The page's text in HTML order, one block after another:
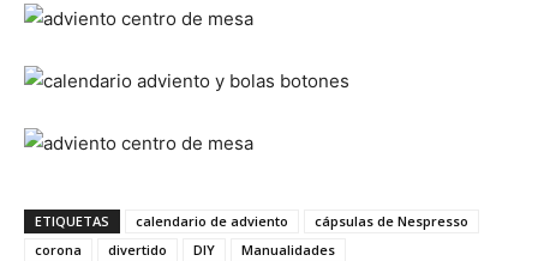
ETIQUETAS calendario de adviento
cápsulas de Nespresso
corona
divertido DIY
Manualidades